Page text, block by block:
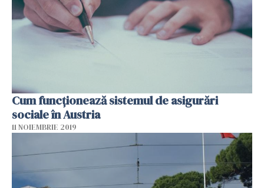
Cum funcționează sistemul de asigurări
sociale în Austria
11 NOIEMBRIE 2019